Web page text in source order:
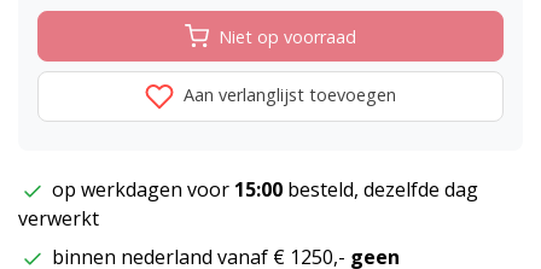
Niet op voorraad
Aan verlanglijst toevoegen
op werkdagen voor 15:00 besteld, dezelfde dag
verwerkt
binnen nederland vanaf € 1250,- geen